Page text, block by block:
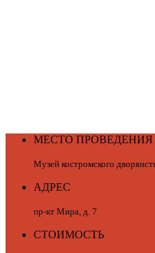
МЕСТО ПРОВЕДЕНИЯ
Музей костромского
АДРЕС
пр-кт Мира, д. 7
СТОИМОСТЬ